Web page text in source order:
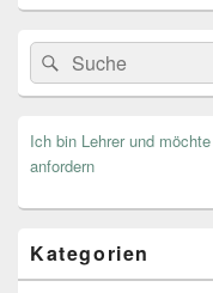
Search
for:
Suche
Ich bin Lehrer und
anfordern
Kategorien